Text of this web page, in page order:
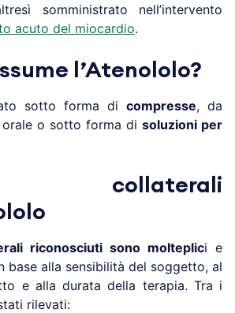
somministrato nell’intervento
acuto del miocardio.
l’Atenololo?
sotto forma di compresse, da
orale o sotto forma di soluzioni per
collaterali
riconosciuti sono molteplici e
base alla sensibilità del soggetto, al
e alla durata della terapia. Tra i
rilevati: